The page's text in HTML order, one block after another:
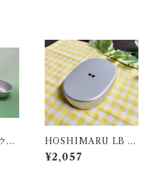
HOSHIMARU LB 小
判型S
¥2,057